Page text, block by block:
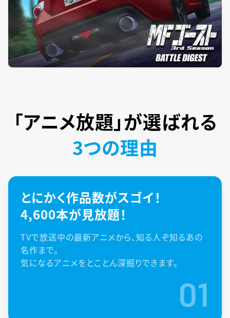
「アニメ放題」が選ばれる
3つの理由
とにかく作品数がスゴイ！
4,600本が見放題！
TVで放送中の最新アニメから、知る人ぞ知るあの
名作まで。
気になるアニメをとことん深掘りできます。
01